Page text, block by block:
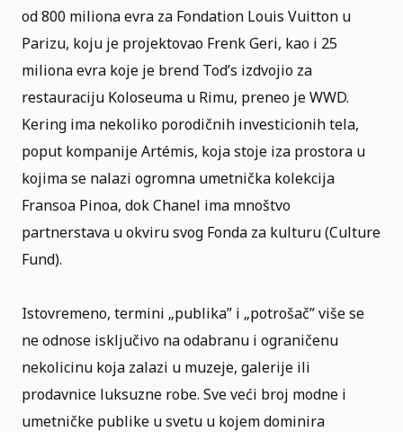
od 800 miliona evra za Fondation Louis Vuitton u
Parizu, koju je projektovao Frenk Geri, kao i 25
miliona evra koje je brend Tod’s izdvojio za
restauraciju Koloseuma u Rimu, preneo je WWD.
Kering ima nekoliko porodičnih investicionih tela,
poput kompanije Artémis, koja stoje iza prostora u
kojima se nalazi ogromna umetnička kolekcija
Fransoa Pinoa, dok Chanel ima mnoštvo
partnerstava u okviru svog Fonda za kulturu (Culture
Fund).
Istovremeno, termini „publika” i „potrošač” više se
ne odnose isključivo na odabranu i ograničenu
nekolicinu koja zalazi u muzeje, galerije ili
prodavnice luksuzne robe. Sve veći broj modne i
umetničke publike u svetu u kojem dominira